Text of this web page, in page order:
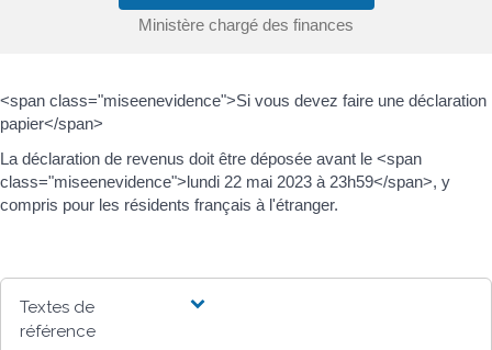
Ministère chargé des finances
<span class="miseenevidence">Si vous devez faire une déclaration
papier</span>
La déclaration de revenus doit être déposée avant le <span
class="miseenevidence">lundi 22 mai 2023 à 23h59</span>, y
compris pour les résidents français à l'étranger.
Textes de
référence